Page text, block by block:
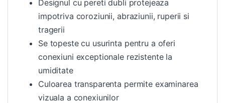
Designul cu pereti dubli protejeaza
impotriva coroziunii, abraziunii, ruperii si
tragerii
Se topeste cu usurinta pentru a oferi
conexiuni exceptionale rezistente la
umiditate
Culoarea transparenta permite examinarea
vizuala a conexiunilor